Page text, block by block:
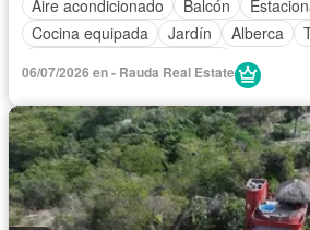
Aire acondicionado
Balcón
Cocina equipada
Jardín Alberca
06/07/2026 en - Rauda Real Estate